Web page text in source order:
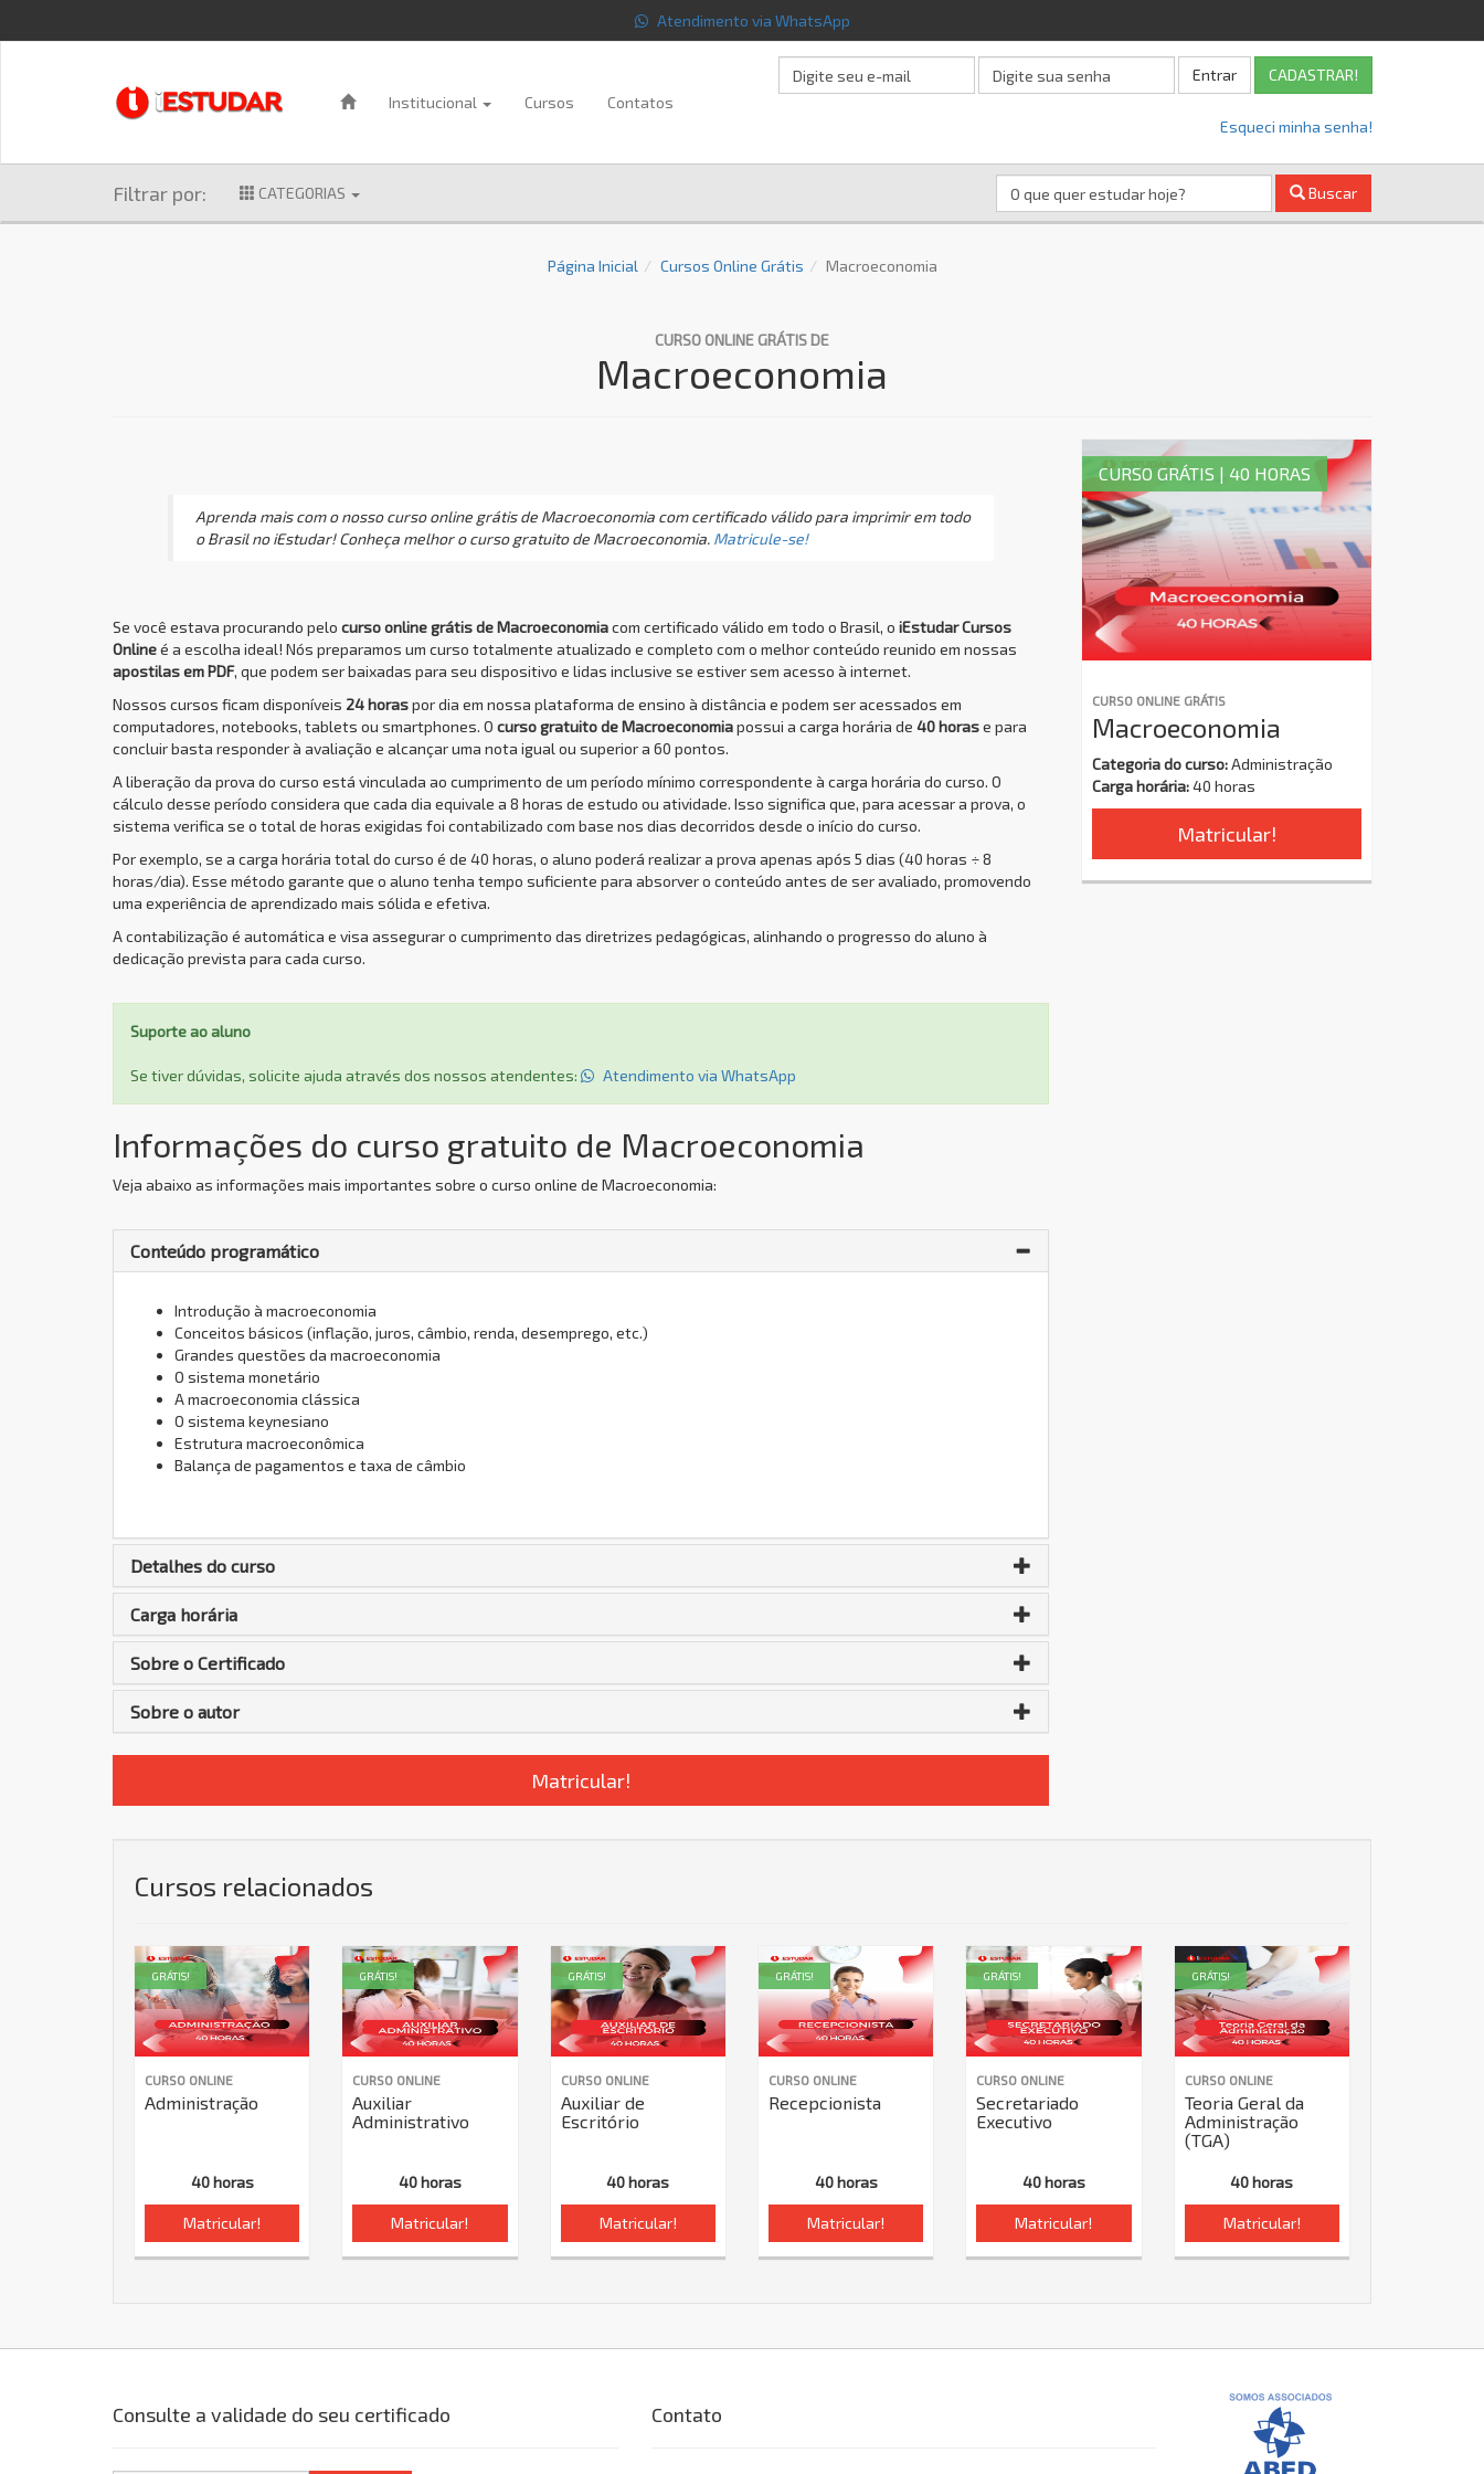
Atendimento via WhatsApp
Institucional Cursos Contatos
Entrar CADASTRAR!
Esqueci minha senha!
Filtrar por: CATEGORIAS Buscar
Página Inicial Cursos Online Grátis Macroeconomia
CURSO ONLINE GRÁTIS DE
Macroeconomia
Aprenda mais com o nosso curso online grátis de Macroeconomia com certificado válido para imprimir em todo
o Brasil no iEstudar! Conheça melhor o curso gratuito de Macroeconomia. Matricule-se!
Se você estava procurando pelo curso online grátis de Macroeconomiacom certificado válido em todo o Brasil, o iEstudar Cursos
Onlineé a escolha ideal! Nós preparamos um curso totalmente atualizado e completo com o melhor conteúdo reunido em nossas
apostilas em PDF, que podem ser baixadas para seu dispositivo e lidas inclusive se estiver sem acesso à internet.
Nossos cursos ficam disponíveis 24 horaspor dia em nossa plataforma de ensino à distância e podem ser acessados em
computadores, notebooks, tablets ou smartphones. O curso gratuito de Macroeconomiapossui a carga horária de 40 horase para
concluir basta responder à avaliação e alcançar uma nota igual ou superior a 60 pontos.
A liberação da prova do curso está vinculada ao cumprimento de um período mínimo correspondente à carga horária do curso. O
cálculo desse período considera que cada dia equivale a 8 horas de estudo ou atividade. Isso significa que, para acessar a prova, o
sistema verifica se o total de horas exigidas foi contabilizado com base nos dias decorridos desde o início do curso.
Por exemplo, se a carga horária total do curso é de 40 horas, o aluno poderá realizar a prova apenas após 5 dias (40 horas ÷ 8
horas/dia). Esse método garante que o aluno tenha tempo suficiente para absorver o conteúdo antes de ser avaliado, promovendo
uma experiência de aprendizado mais sólida e efetiva.
A contabilização é automática e visa assegurar o cumprimento das diretrizes pedagógicas, alinhando o progresso do aluno à
dedicação prevista para cada curso.
Suporte ao aluno
Se tiver dúvidas, solicite ajuda através dos nossos atendentes: Atendimento via WhatsApp
Informações do curso gratuito de Macroeconomia
Veja abaixo as informações mais importantes sobre o curso online de Macroeconomia:
Conteúdo programático
Introdução à macroeconomia
Conceitos básicos (inflação, juros, câmbio, renda, desemprego, etc.)
Grandes questões da macroeconomia
O sistema monetário
A macroeconomia clássica
O sistema keynesiano
Estrutura macroeconômica
Balança de pagamentos e taxa de câmbio
Detalhes do curso
Carga horária
Sobre o Certificado
Sobre o autor
Matricular!
CURSO ONLINE GRÁTIS
Macroeconomia
Categoria do curso:Administração
Carga horária:40 horas
Matricular!
CURSO GRÁTIS | 40 HORAS
Cursos relacionados
CURSO ONLINE
Administração
40 horas
Matricular!
GRÁTIS!
CURSO ONLINE
Auxiliar
Administrativo
40 horas
Matricular!
GRÁTIS!
CURSO ONLINE
Auxiliar de
Escritório
40 horas
Matricular!
GRÁTIS!
CURSO ONLINE
Recepcionista
40 horas
Matricular!
GRÁTIS!
CURSO ONLINE
Secretariado
Executivo
40 horas
Matricular!
GRÁTIS!
CURSO ONLINE
Teoria Geral da
Administração
(TGA)
40 horas
Matricular!
GRÁTIS!
Consulte a validade do seu certificado Contato